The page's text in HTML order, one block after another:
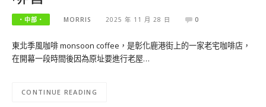
‧中部‧ MORRIS 2025 年 11 月 28 日 0
東北季風咖啡 monsoon coffee，是彰化鹿港街上的一家老宅咖啡店，
在開幕一段時間後因為原址要進行老屋…
CONTINUE READING